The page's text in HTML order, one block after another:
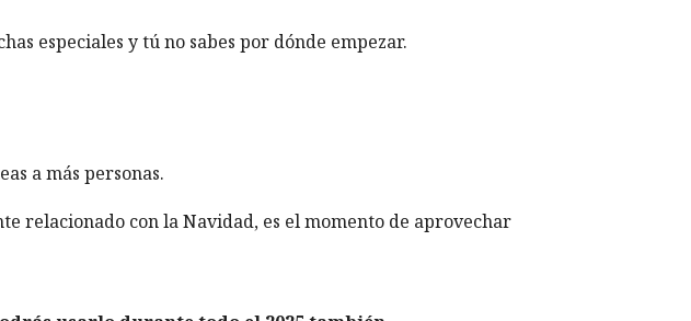
especiales y tú no sabes por dónde empezar.
a más personas.
relacionado con la Navidad, es el momento de aprovechar